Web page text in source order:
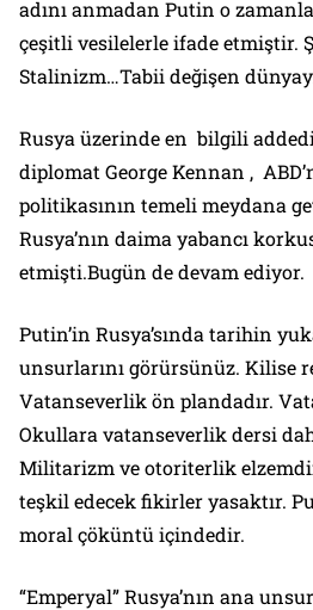
adını anmadan Putin o
çeşitli vesilelerle ifade etmiştir.
Stalinizm…Tabii değişen
Rusya üzerinde en bilgili
diplomat George Kennan ,
politikasının temeli meydana
Rusya’nın daima yabancı
etmişti.Bugün de devam ediyor.
Putin’in Rusya’sında tarihin
unsurlarını görürsünüz. Kilise
Vatanseverlik ön plandadır.
Okullara vatanseverlik dersi
Militarizm ve otoriterlik
teşkil edecek fikirler yasaktır.
moral çöküntü içindedir.
“Emperyal” Rusya’nın ana